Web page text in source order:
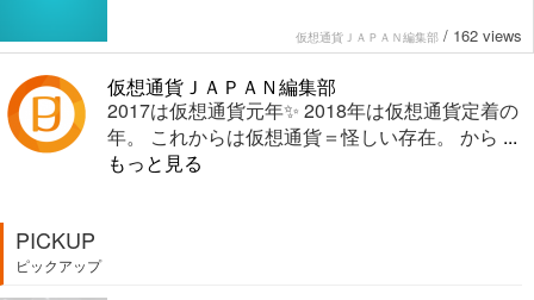
仮想通貨ＪＡＰＡＮ編集部 / 162 views
仮想通貨ＪＡＰＡＮ編集部
2017は仮想通貨元年✨ 2018年は仮想通貨定着の
年。 これからは仮想通貨＝怪しい存在。 から ...
もっと見る
PICKUP
ピックアップ